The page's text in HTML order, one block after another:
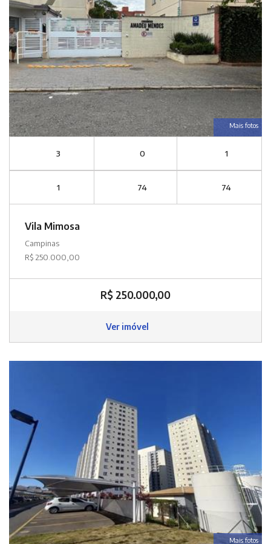
Mais fotos
3 0 1
1 74 74
Vila Mimosa
Campinas
R$ 250.000,00
R$ 250.000,00
Ver imóvel
Mais fotos